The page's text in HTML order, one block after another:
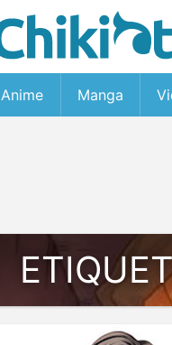
Anime Manga